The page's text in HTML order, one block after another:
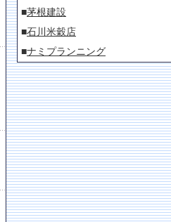
■茅根建設
■石川米穀店
■ナミプランニング